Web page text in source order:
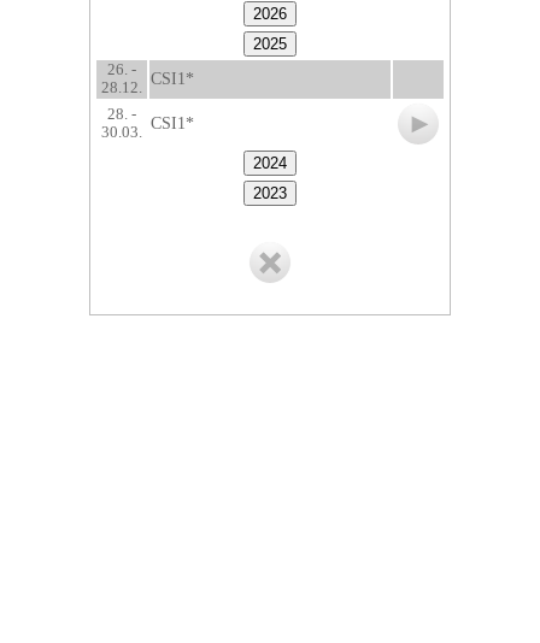
26. -
28.12. CSI1*
28. -
30.03. CSI1*